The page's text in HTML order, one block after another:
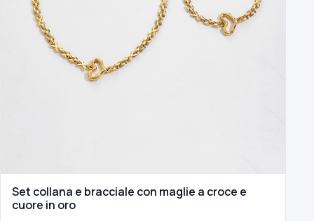
Set collana e bracciale con maglie a croce e
cuore in oro